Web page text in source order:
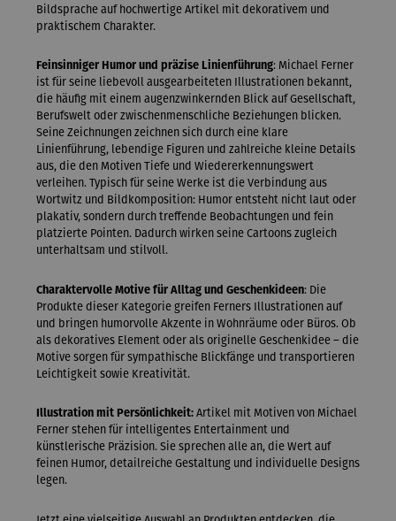
Bildsprache auf hochwertige Artikel mit dekorativem und
praktischem Charakter.
Feinsinniger Humor und präzise Linienführung: Michael Ferner
ist für seine liebevoll ausgearbeiteten Illustrationen bekannt,
die häufig mit einem augenzwinkernden Blick auf Gesellschaft,
Berufswelt oder zwischenmenschliche Beziehungen blicken.
Seine Zeichnungen zeichnen sich durch eine klare
Linienführung, lebendige Figuren und zahlreiche kleine Details
aus, die den Motiven Tiefe und Wiedererkennungswert
verleihen. Typisch für seine Werke ist die Verbindung aus
Wortwitz und Bildkomposition: Humor entsteht nicht laut oder
plakativ, sondern durch treffende Beobachtungen und fein
platzierte Pointen. Dadurch wirken seine Cartoons zugleich
unterhaltsam und stilvoll.
Charaktervolle Motive für Alltag und Geschenkideen: Die
Produkte dieser Kategorie greifen Ferners Illustrationen auf
und bringen humorvolle Akzente in Wohnräume oder Büros. Ob
als dekoratives Element oder als originelle Geschenkidee – die
Motive sorgen für sympathische Blickfänge und transportieren
Leichtigkeit sowie Kreativität.
Illustration mit Persönlichkeit: Artikel mit Motiven von Michael
Ferner stehen für intelligentes Entertainment und
künstlerische Präzision. Sie sprechen alle an, die Wert auf
feinen Humor, detailreiche Gestaltung und individuelle Designs
legen.